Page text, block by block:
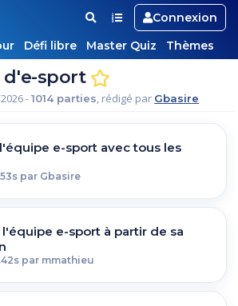
Connexion
Défi libre Master Quiz Thèmes
d'e-sport
-1014 parties, rédigé par Gbasire
e-sport avec tous les
par Gbasire
e-sport à partir de sa
par mmathieu